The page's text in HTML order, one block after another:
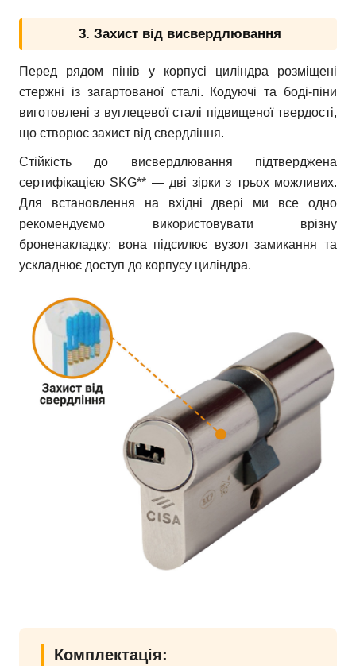
3. Захист від висвердлювання
Перед рядом пінів у корпусі циліндра розміщені
стержні із загартованої сталі. Кодуючі та боді-піни
виготовлені з вуглецевої сталі підвищеної твердості,
що створює захист від свердління.
Стійкість до висвердлювання підтверджена
сертифікацією SKG** — дві зірки з трьох можливих.
Для встановлення на вхідні двері ми все одно
рекомендуємо використовувати врізну
броненакладку: вона підсилює вузол замикання та
ускладнює доступ до корпусу циліндра.
Комплектація: